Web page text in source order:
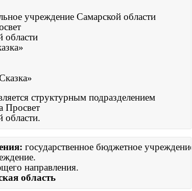
учреждение Самарской области
области
структурным подразделением
Просвет
области.
государственное бюджетное учреждение.
направления.
область